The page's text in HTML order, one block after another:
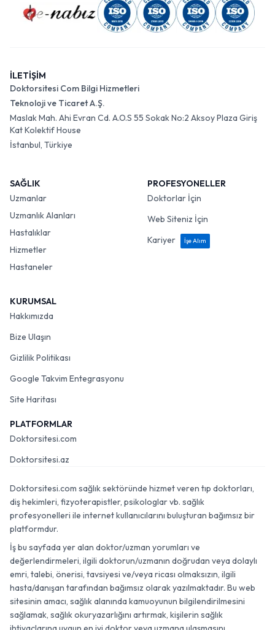
İLETİŞİM
Doktorsitesi Com Bilgi Hizmetleri
Teknoloji ve Ticaret A.Ş.
Maslak Mah. Ahi Evran Cd. A.O.S 55 Sokak No:2 Aksoy Plaza Giriş
Kat Kolektif House
İstanbul, Türkiye
SAĞLIK
Uzmanlar
Uzmanlık Alanları
Hastalıklar
Hizmetler
Hastaneler
PROFESYONELLER
Doktorlar İçin
Web Siteniz İçin
Kariyer
İşe Alım
KURUMSAL
Hakkımızda
Bize Ulaşın
Gizlilik Politikası
Google Takvim Entegrasyonu
Site Haritası
PLATFORMLAR
Doktorsitesi.com
Doktorsitesi.az
Doktorsitesi.com sağlık sektöründe hizmet veren tıp doktorları,
diş hekimleri, fizyoterapistler, psikologlar vb. sağlık
profesyonelleri ile internet kullanıcılarını buluşturan bağımsız bir
platformdur.
İş bu sayfada yer alan doktor/uzman yorumları ve
değerlendirmeleri, ilgili doktorun/uzmanın doğrudan veya dolaylı
emri, talebi, önerisi, tavsiyesi ve/veya ricası olmaksızın, ilgili
hasta/danışan tarafından bağımsız olarak yazılmaktadır. Bu web
sitesinin amacı, sağlık alanında kamuoyunun bilgilendirilmesini
sağlamak, sağlık okuryazarlığını artırmak, kişilerin sağlık